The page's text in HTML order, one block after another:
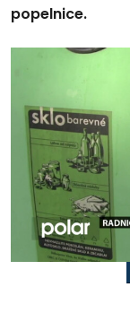
popelnice.